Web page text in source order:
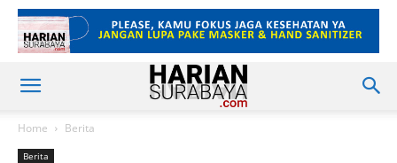
Home Berita
Berita